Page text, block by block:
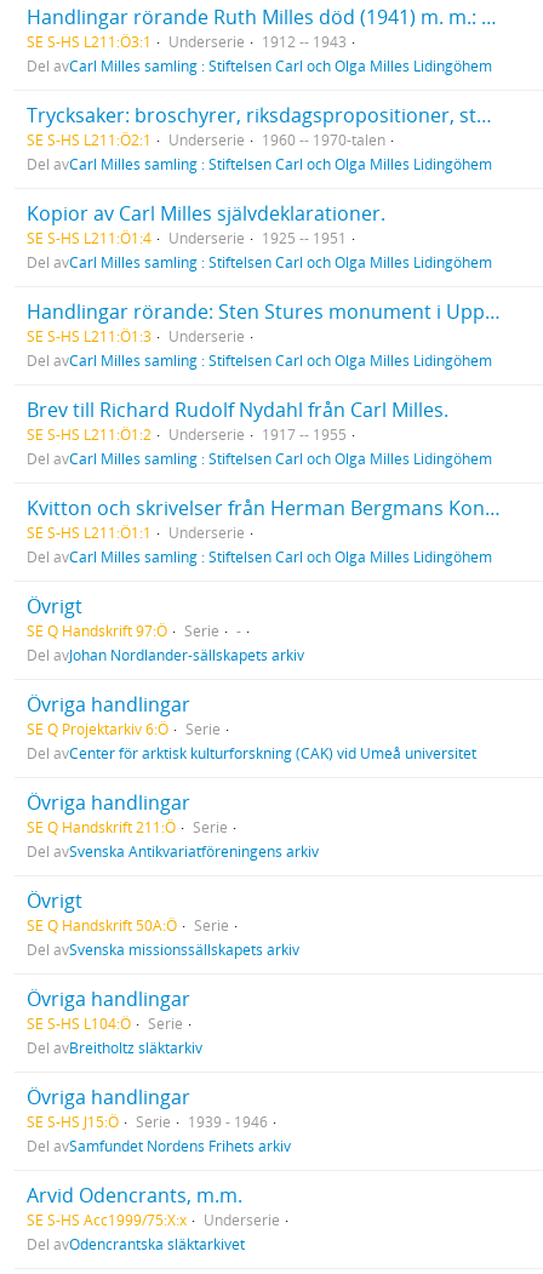
Handlingar rörande Ruth Milles död (1941) m. m.: testamente, jordfästning. Ruth Milles brev (1912-1932).
SE S-HS L211:Ö3:1 Underserie
1912 -- 1943
Del avCarl Milles samling : Stiftelsen Carl och Olga Milles Lidingöhem
Trycksaker: broschyrer, riksdagspropositioner, stadskollegiets utlåtanden, regleringsbrev etc.
SE S-HS L211:Ö2:1 Underserie
1960 -- 1970-talen
Del avCarl Milles samling : Stiftelsen Carl och Olga Milles Lidingöhem
Kopior av Carl Milles självdeklarationer.
SE S-HS L211:Ö1:4 Underserie
1925 -- 1951
Del avCarl Milles samling : Stiftelsen Carl och Olga Milles Lidingöhem
Handlingar rörande: Sten Stures monument i Uppsala (1916-1923), Engelbrektsmonumentet (1920-1925).
SE S-HS L211:Ö1:3
Underserie
Del avCarl Milles samling : Stiftelsen Carl och Olga Milles Lidingöhem
Brev till Richard Rudolf Nydahl från Carl Milles.
SE S-HS L211:Ö1:2 Underserie
1917 -- 1955
Del avCarl Milles samling : Stiftelsen Carl och Olga Milles Lidingöhem
Kvitton och skrivelser från Herman Bergmans Konstgjuteri AB (1906-1909). Diverse räkningar, ekonomiska handlingar (1907-1908). Brev till och från Milles (1908-1909). Gåvobrev 1918 och 1938. Avtal med Kgl. Majt. (1948). Kopior av testamente (1953). Brev från brodern Evert Milles (1952). Fullmakt till advokaten Åkerlund (1953). Handlingar rörande Milles 80-årsdag (1955).
SE S-HS L211:Ö1:1
Underserie
Del avCarl Milles samling : Stiftelsen Carl och Olga Milles Lidingöhem
Övrigt
SE Q Handskrift 97:Ö Serie
-
Del avJohan Nordlander-sällskapets arkiv
Övriga handlingar
SE Q Projektarkiv 6:Ö
Serie
Del avCenter för arktisk kulturforskning (CAK) vid Umeå universitet
Övriga handlingar
SE Q Handskrift 211:Ö
Serie
Del avSvenska Antikvariatföreningens arkiv
Övrigt
SE Q Handskrift 50A:Ö
Serie
Del avSvenska missionssällskapets arkiv
Övriga handlingar
SE S-HS L104:Ö
Serie
Del avBreitholtz släktarkiv
Övriga handlingar
SE S-HS J15:Ö Serie
1939 - 1946
Del avSamfundet Nordens Frihets arkiv
Arvid Odencrants, m.m.
SE S-HS Acc1999/75:X:x
Underserie
Del avOdencrantska släktarkivet